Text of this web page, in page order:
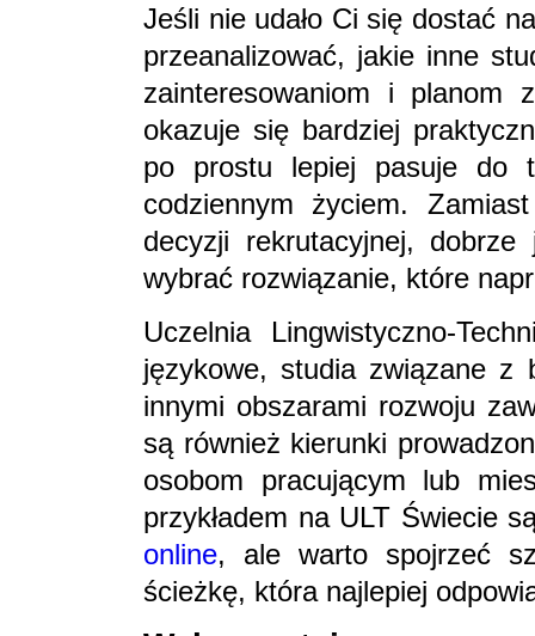
Jeśli nie udało Ci się dostać
przeanalizować, jakie inne
zainteresowaniom i planom
okazuje się bardziej
po prostu lepiej pasuje do
codziennym życiem.
decyzji rekrutacyjnej,
wybrać rozwiązanie, które
Uczelnia Lingwistyczno-
językowe, studia związane z
innymi obszarami rozwoju
są również kierunki
osobom pracującym lub
przykładem na ULT Świecie
online, ale warto spojrzeć
ścieżkę, która najlepiej